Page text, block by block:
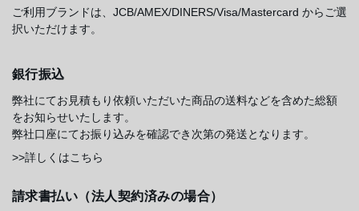
ご利用ブランドは、JCB/AMEX/DINERS/Visa/Mastercard からご選
択いただけます。
銀行振込
弊社にてお見積もり依頼いただいた商品の送料などを含めた総額
をお知らせいたします。
弊社口座にてお振り込みを確認でき次第の発送となります。
>>詳しくはこちら
請求書払い（法人契約済みの場合）